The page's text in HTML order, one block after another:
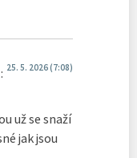
25. 5. 2026 (7:08)
už se snaží
jak jsou